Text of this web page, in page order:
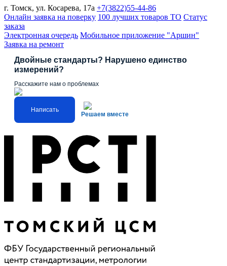
г. Томск, ул. Косарева, 17а +7(3822)55-44-86
Онлайн заявка на поверку 100 лучших товаров ТО Статус
заказа
Электронная очередь Мобильное приложение "Аршин"
Заявка на ремонт
Двойные стандарты? Нарушено единство
измерений?
Расскажите нам о проблемах
Написать
Решаем вместе